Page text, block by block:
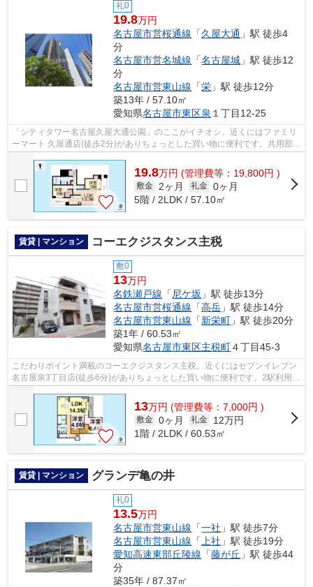
礼0
19.8万円
名古屋市営桜通線 「久屋大通 」駅 徒歩4
分
名古屋市営名城線 「名古屋城 」駅 徒歩12
分
名古屋市営東山線 「栄 」駅 徒歩12分
築13年 / 57.10㎡
愛知県名古屋市東区泉 １丁目12-25
「シティタワー名古屋久屋大通公園」のここがイチオシ。近くにはファミリ
ーマート 久屋通店(徒歩2分)がありちょっとした買い物に便利です。共用部に
19.8万円 (管理費等：19,800円 )
敷金 2ヶ月 礼金 0ヶ月
5階 / 2LDK / 57.10㎡
賃貸 | マンション コーエクジスタンス主税
敷0
13万円
名鉄瀬戸線 「 尼ケ坂 」駅 徒歩13分
名古屋市営桜通線 「高岳 」駅 徒歩14分
名古屋市営東山線 「新栄町 」駅 徒歩20分
築1年 / 60.53㎡
愛知県名古屋市東区主税町４丁目45-3
こだわりポイント満載のコーエクジスタンス主税。近くにはセブンイレブン
名古屋泉3丁目店(徒歩6分)がありちょっとした買い物に便利です。2駅利用で
13万円 (管理費等：7,000円 )
敷金 0ヶ月 礼金
12万円
1階 / 2LDK / 60.53㎡
賃貸 | マンション グランデ亀の井
礼0
13.5万円
名古屋市営東山線 「一社 」駅 徒歩7分
名古屋市営東山線 「 上社 」駅 徒歩19分
愛知高速東部丘陵線 「藤が丘 」駅 徒歩44
分
築35年 / 87.37㎡